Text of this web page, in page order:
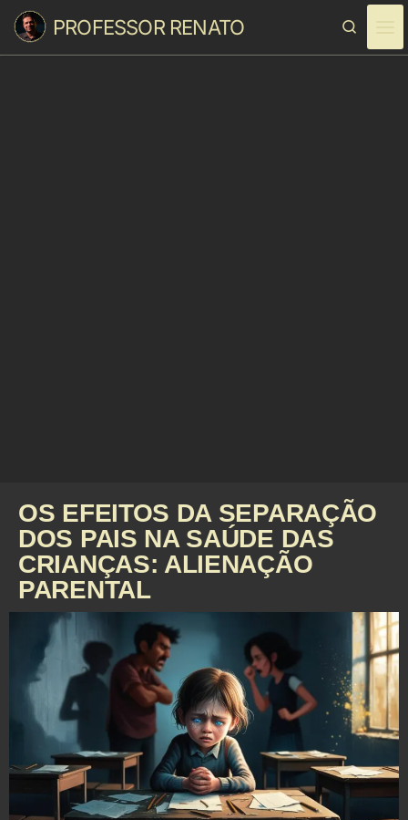
Skip to content
PROFESSOR RENATO
OS EFEITOS DA SEPARAÇÃO
DOS PAIS NA SAÚDE DAS
CRIANÇAS: ALIENAÇÃO
PARENTAL